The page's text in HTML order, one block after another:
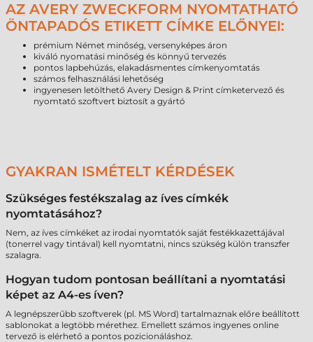
AZ AVERY ZWECKFORM NYOMTATHATÓ
ÖNTAPADÓS ETIKETT CÍMKE ELŐNYEI:
prémium Német minőség, versenyképes áron
kiváló nyomatási minőség és könnyű tervezés
pontos lapbehúzás, elakadásmentes címkenyomtatás
számos felhasználási lehetőség
ingyenesen letölthető Avery Design & Print címketervező és
nyomtató szoftvert biztosít a gyártó
GYAKRAN ISMÉTELT KÉRDÉSEK
Szükséges festékszalag az íves címkék
nyomtatásához?
Nem, az íves címkéket az irodai nyomtatók saját festékkazettájával
(tonerrel vagy tintával) kell nyomtatni, nincs szükség külön transzfer
szalagra.
Hogyan tudom pontosan beállítani a nyomtatási
képet az A4-es íven?
A legnépszerűbb szoftverek (pl. MS Word) tartalmaznak előre beállított
sablonokat a legtöbb mérethez. Emellett számos ingyenes online
tervező is elérhető a pontos pozicionáláshoz.